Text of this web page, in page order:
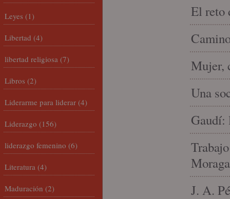
El reto
Mujer,
Una
Gaudí:
J. A.
Leyes (1)
Libertad (4)
libertad religiosa (7)
Libros (2)
Liderarme para liderar (4)
Liderazgo (156)
liderazgo femenino (6)
Literatura (4)
Maduración (2)